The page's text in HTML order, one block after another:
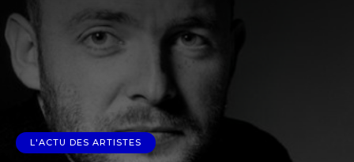
L'ACTU DES ARTISTES